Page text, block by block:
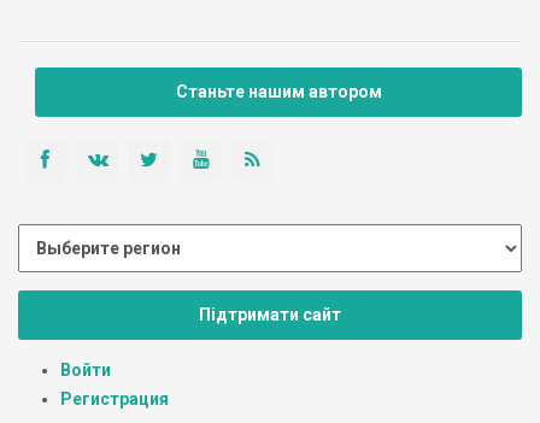
Станьте нашим автором
Підтримати сайт
Войти
Регистрация